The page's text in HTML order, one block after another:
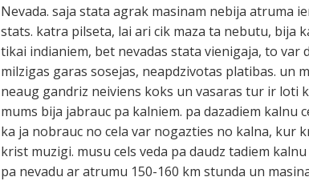
Nevada. saja stata agrak masinam nebija atruma
stats. katra pilseta, lai ari cik maza ta nebutu, bija
tikai indianiem, bet nevadas stata vienigaja, to
milzigas garas sosejas, neapdzivotas platibas. un
neaug gandriz neiviens koks un vasaras tur ir loti
mums bija jabrauc pa kalniem. pa dazadiem kalnu
ka ja nobrauc no cela var nogazties no kalna, kur
krist muzigi. musu cels veda pa daudz tadiem
pa nevadu ar atrumu 150-160 km stunda un